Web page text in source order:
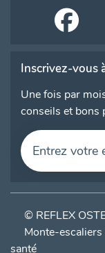
Inscrivez-vous
Une fois par
conseils et bons
© REFLEX
Monte-escaliers
santé